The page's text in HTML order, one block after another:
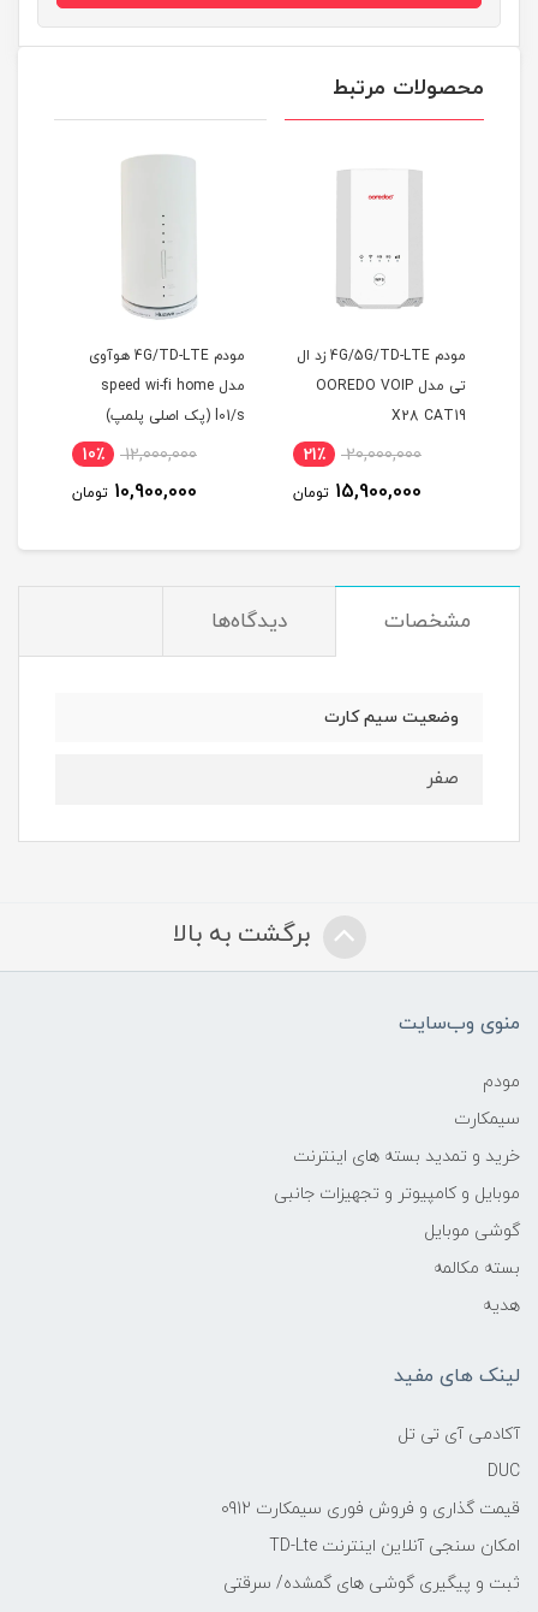
محصولات مرتبط
مودم 4G/5G/TD-LTE زد ال
تی مدل OOREDO VOIP
X28 CAT19
20,000,000 21٪
15,900,000 تومان
مودم 4G/TD-LTE هوآوی
مدل speed wi-fi home
l01/s (پک اصلی پلمپ)
12,000,000 10٪
10,900,000 تومان
مشخصات دیدگاه‌ها
وضعیت سیم کارت
صفر
برگشت به بالا
منوی وب‌سایت
مودم
سیمکارت
خرید و تمدید بسته های اینترنت
موبایل و کامپیوتر و تجهیزات جانبی
گوشی موبایل
بسته مکالمه
هدیه
لینک های مفید
آکادمی آی تی تل
DUC
قیمت گذاری و فروش فوری سیمکارت 0912
امکان سنجی آنلاین اینترنت TD-Lte
ثبت و پیگیری گوشی های گمشده/ سرقتی